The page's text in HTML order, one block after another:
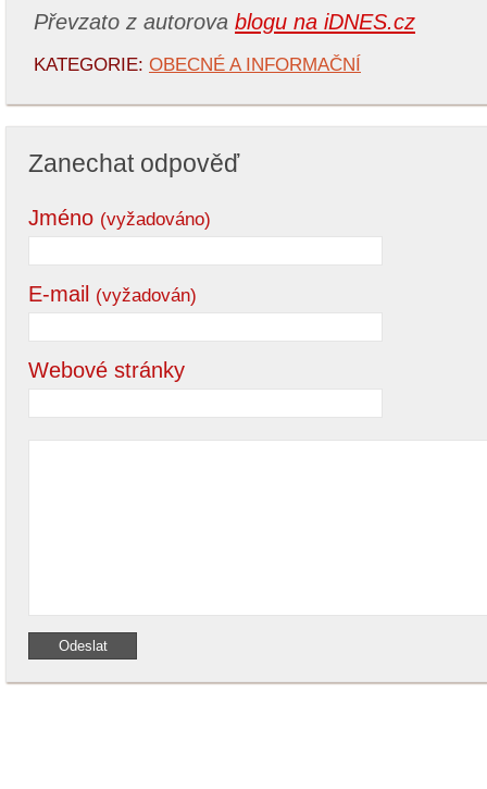
Převzato z autorova blogu na iDNES.cz
KATEGORIE: OBECNÉ A INFORMAČNÍ
Zanechat odpověď
Jméno (vyžadováno)
E-mail (vyžadován)
Webové stránky